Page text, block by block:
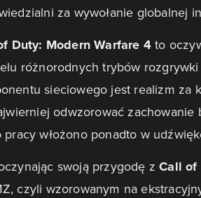
za wywołanie globalnej
Duty: Modern Warfare 4 to
różnorodnych trybów
sieciowego jest realizm za
odwzorować
pracy włożono ponadto w
swoją przygodę zCall of
czyli wzorowanym na